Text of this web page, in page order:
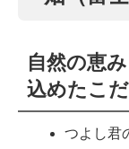
自然の恵
込めたこ
つよし君